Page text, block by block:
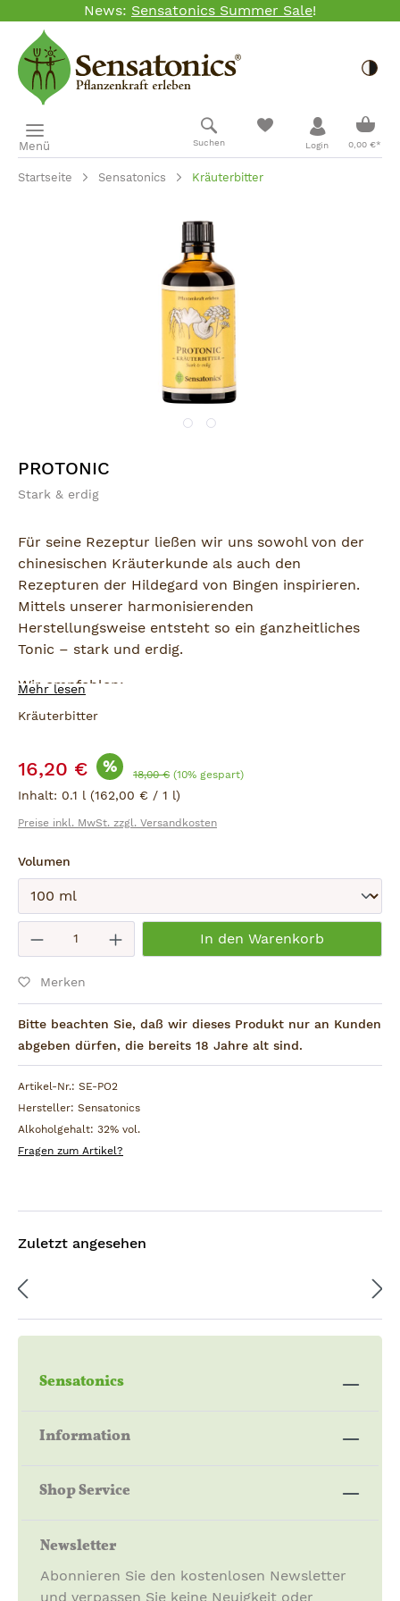
Zum Hauptinhalt springen
News: Sensatonics Summer Sale!
Menü Suchen Login 0,00 €*
Startseite Sensatonics Kräuterbitter
Bildergalerie überspringen
PROTONIC
Stark & erdig
Für seine Rezeptur ließen wir uns sowohl von der
chinesischen Kräuterkunde als auch den
Rezepturen der Hildegard von Bingen inspirieren.
Mittels unserer harmonisierenden
Herstellungsweise entsteht so ein ganzheitliches
Tonic – stark und erdig.
Wir empfehlen:
10 ml PROTONIC in Tee oder Apfelsaft.
Ginseng, Ginkgo und Ling Shi.
Mehr lesen
Kräuterbitter
Verkaufspreis:
16,20 € % Regulärer Preis:
18,00 € (10% gespart)
Inhalt: 0.1 l (162,00 € / 1 l)
Preise inkl. MwSt. zzgl. Versandkosten
Volumen
Absenden
Produkt Anzahl: Gib den
In den Warenkorb
Merken
Bitte beachten Sie, daß wir dieses Produkt nur an Kunden
abgeben dürfen, die bereits 18 Jahre alt sind.
Artikel-Nr.: SE-PO2
Hersteller: Sensatonics
Alkoholgehalt: 32% vol.
Fragen zum Artikel?
Zuletzt angesehen
Sensatonics
Information
Shop Service
Newsletter
Abonnieren Sie den kostenlosen Newsletter
und verpassen Sie keine Neuigkeit oder